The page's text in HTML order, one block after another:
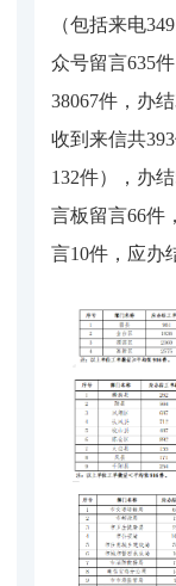
（包括来电
众号留言635
38067件，办
收到来信共
132件），办
言板留言66件
言10件，应办